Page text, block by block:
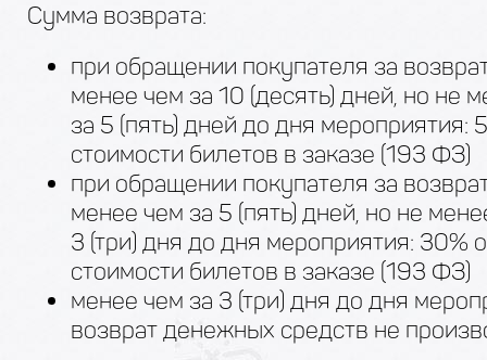
Сумма возврата:
при обращении покупателя за
менее чем за 10 (десять) дней, но не
за 5 (пять) дней до дня мероприятия:
стоимости билетов в заказе (193 ФЗ)
при обращении покупателя за
менее чем за 5 (пять) дней, но не
3 (три) дня до дня мероприятия: 30%
стоимости билетов в заказе (193 ФЗ)
менее чем за 3 (три) дня до дня
возврат денежных средств не